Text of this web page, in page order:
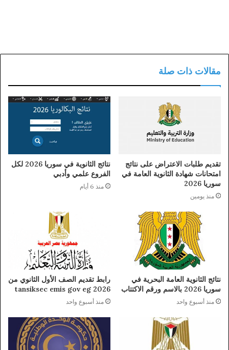
مقالات ذات صلة
تقديم طلبات الاعتراض على نتائج
امتحانات شهادة الثانوية العامة في
سوريا 2026
منذ يومين
نتائج الثانوية في سوريا 2026 لكل
الفروع علمي وأدبي
منذ 6 أيام
نتائج الثانوية العامة البحرية في
سوريا 2026 بالاسم ورقم الاكتتاب
منذ أسبوع واحد
رابط تقديم الصف الأول الثانوي من
tansiksec emis gov eg 2026
منذ أسبوع واحد